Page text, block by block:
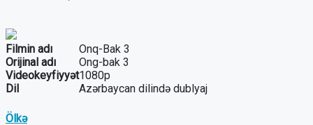
Filmin adı
Onq-Bak 3
Orijinal adı
Ong-bak 3
Videokeyfiyyət1080p
Dil
Azərbaycan dilində dublyaj
Ölkə